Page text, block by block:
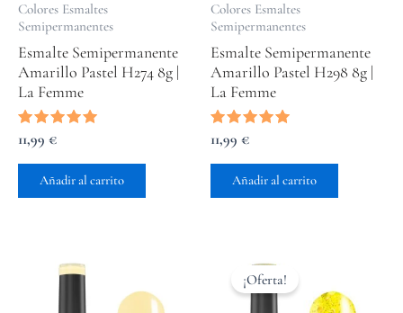
Colores Esmaltes
Semipermanentes
Esmalte Semipermanente
Amarillo Pastel H274 8g |
La Femme
Valorado
con
5.00
de 5
11,99 €
Añadir al carrito
Colores Esmaltes
Semipermanentes
Esmalte Semipermanente
Amarillo Pastel H298 8g |
La Femme
Valorado
con
5.00
de 5
11,99 €
Añadir al carrito
¡Oferta!
precio
originalactual